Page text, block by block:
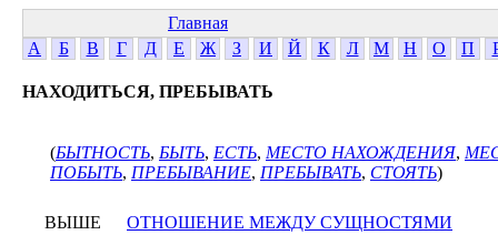
Главная
А
Б В Г Д Е Ж З И Й К Л М Н О П
НАХОДИТЬСЯ, ПРЕБЫВАТЬ
(БЫТНОСТЬ, БЫТЬ, ЕСТЬ, МЕСТО НАХОЖДЕНИЯ,
ПОБЫТЬ, ПРЕБЫВАНИЕ, ПРЕБЫВАТЬ, СТОЯТЬ)
ВЫШЕ
ОТНОШЕНИЕ МЕЖДУ СУЩНОСТЯМИ